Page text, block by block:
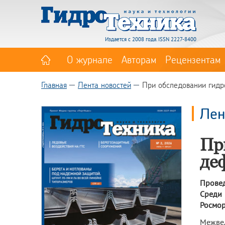
Издается с 2008 года. ISSN 2227-8400
О журнале Авторам Рецензентам
Главная Лента новостей При обследовании